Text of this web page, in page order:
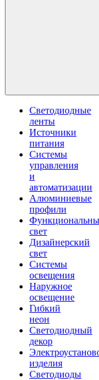
Светодиодные
ленты
Источники
питания
Системы
управления
и
автоматизации
Алюминиевые
профили
свет
Дизайнерский
свет
Системы
освещения
Наружное
освещение
Гибкий
неон
Светодиодный
декор
изделия
Светодиоды